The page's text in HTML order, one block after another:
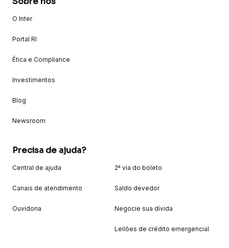
O Inter
Portal RI
Ética e Compliance
Investimentos
Blog
Newsroom
Precisa de ajuda?
Central de ajuda
Canais de atendimento
Ouvidoria
2ª via do boleto
Saldo devedor
Negocie sua dívida
Leilões de crédito emergencial